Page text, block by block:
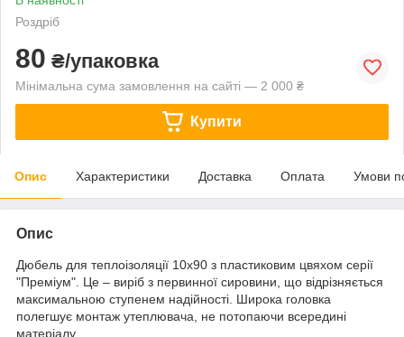
Роздріб
80 ₴/упаковка
Мінімальна сума замовлення на сайті — 2 000 ₴
Купити
Опис Характеристики Доставка Оплата Умови
Опис
Дюбель для теплоізоляції 10х90 з пластиковим цвяхом серії
"Преміум". Це – виріб з первинної сировини, що відрізняється
максимальною ступенем надійності. Широка головка
полегшує монтаж утеплювача, не потопаючи всередині
матеріалу.